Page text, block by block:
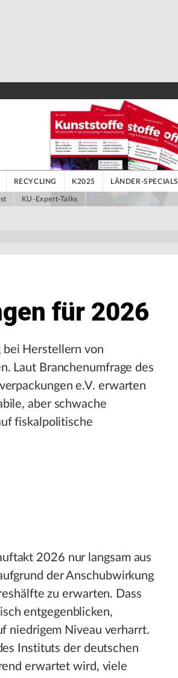
RECYCLING K2025 LÄNDER-SPECIALS
KU-Expert-Talks
für 2026
bei Herstellern von
Laut Branchenumfrage des
e.V. erwarten
aber schwache
fiskalpolitische
2026 nur langsam aus
der Anschubwirkung
zu erwarten. Dass
entgegenblicken,
niedrigem Niveau verharrt.
Instituts der deutschen
erwartet wird, viele